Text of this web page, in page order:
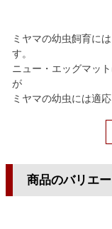
ミヤマの幼虫飼育に
す。
ニュー・エッグマッ
が
ミヤマの幼虫には適応
商品のバリエ